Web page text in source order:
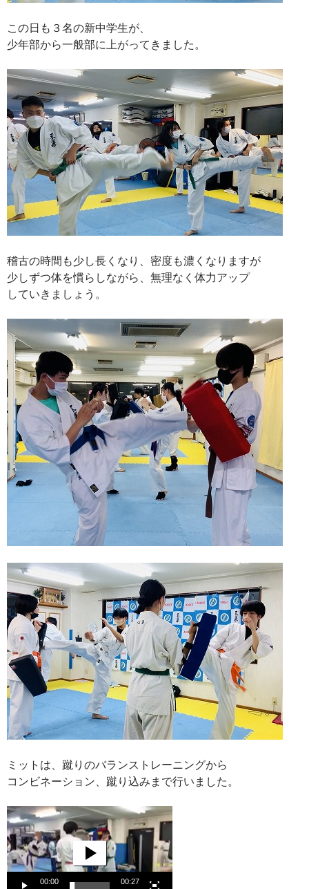
この日も３名の新中学生が、
少年部から一般部に上がってきました。
稽古の時間も少し長くなり、密度も濃くなりますが
少しずつ体を慣らしながら、無理なく体力アップ
していきましょう。
ミットは、蹴りのバランストレーニングから
コンビネーション、蹴り込みまで行いました。
動
画
プ
レ
00:00 00:27